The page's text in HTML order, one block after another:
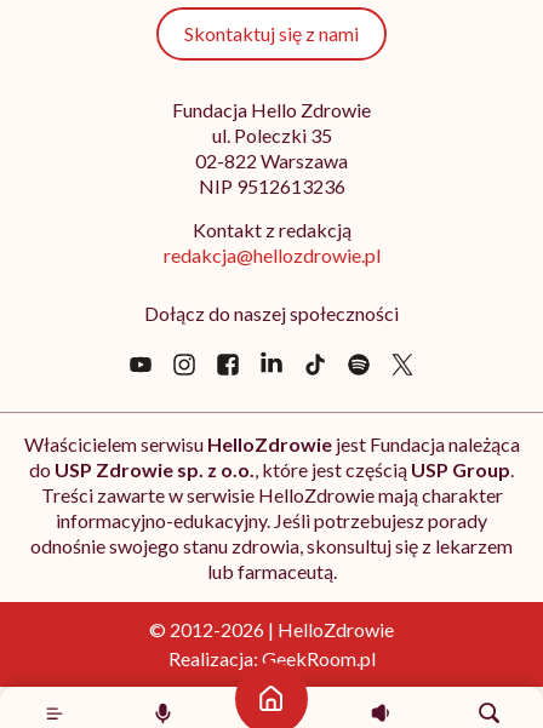
Strona główna
Skontaktuj się z nami
Fundacja Hello Zdrowie
ul. Poleczki 35
02-822 Warszawa
NIP 9512613236
Kontakt z redakcją
redakcja@hellozdrowie.pl
Dołącz do naszej społeczności
Właścicielem serwisu HelloZdrowiejest Fundacja należąca
do USP Zdrowie sp. z o.o., które jest częścią USP Group.
Treści zawarte w serwisie HelloZdrowie mają charakter
informacyjno-edukacyjny. Jeśli potrzebujesz porady
odnośnie swojego stanu zdrowia, skonsultuj się z lekarzem
lub farmaceutą.
© 2012-2026 | HelloZdrowie
Realizacja: GeekRoom.pl